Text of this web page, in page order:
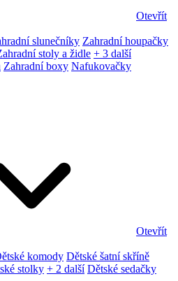
Otevřít
slunečníky Zahradní houpačky
stoly a židle + 3 další
Zahradní boxy Nafukovačky
Otevřít
komody Dětské šatní skříně
stolky + 2 další Dětské sedačky